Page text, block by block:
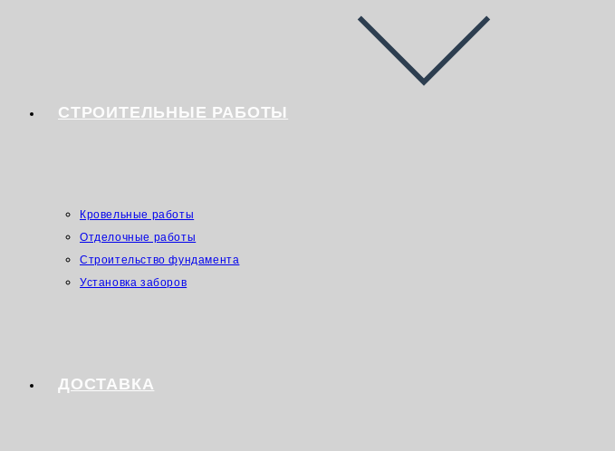
СТРОИТЕЛЬНЫЕ РАБОТЫ
Кровельные работы
Отделочные работы
Строительство фундамента
Установка заборов
ДОСТАВКА